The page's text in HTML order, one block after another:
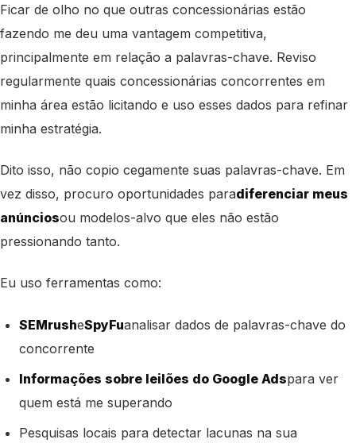
Ficar de olho no que outras concessionárias estão
fazendo me deu uma vantagem competitiva,
principalmente em relação a palavras-chave. Reviso
regularmente quais concessionárias concorrentes em
minha área estão licitando e uso esses dados para refinar
minha estratégia.
Dito isso, não copio cegamente suas palavras-chave. Em
vez disso, procuro oportunidades paradiferenciar meus
anúnciosou modelos-alvo que eles não estão
pressionando tanto.
Eu uso ferramentas como:
SEMrusheSpyFuanalisar dados de palavras-chave do
concorrente
Informações sobre leilões do Google Adspara ver
quem está me superando
Pesquisas locais para detectar lacunas na sua